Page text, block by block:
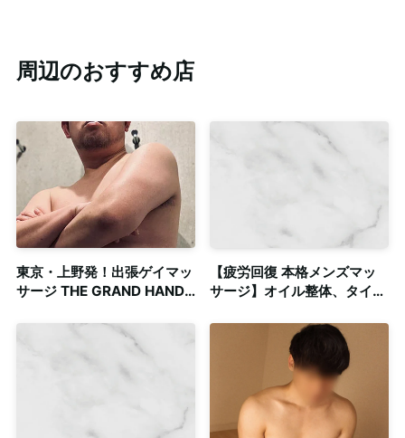
周辺のおすすめ店
東京・上野発！出張ゲイマッ
サージ THE GRAND HAND
【疲労回復 本格メンズマッ
サージ】オイル整体、タイ古
のある個室も完備